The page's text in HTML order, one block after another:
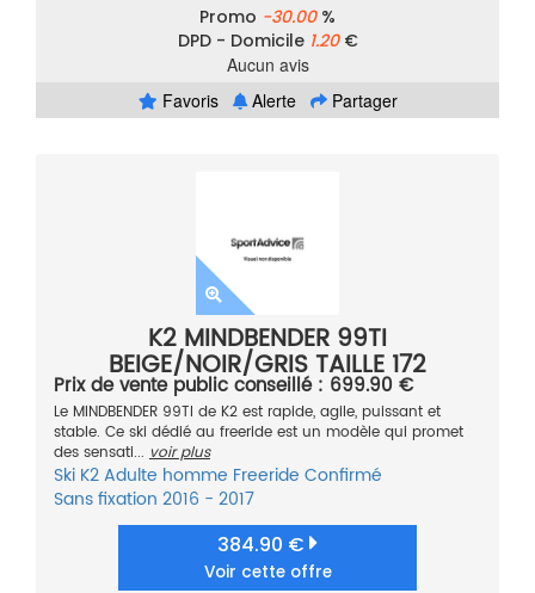
Promo -30.00%
DPD - Domicile 1.20€
Aucun avis
Favoris
Alerte Partager
K2 MINDBENDER 99TI
BEIGE/NOIR/GRIS TAILLE 172
Prix de vente public conseillé : 699.90 €
Le MINDBENDER 99TI de K2 est rapide, agile, puissant et
stable. Ce ski dédié au freeride est un modèle qui promet
des sensati... voir plus
Ski K2Adulte homme Freeride Confirmé
Sans fixation 2016 - 2017
384.90 €
Voir cette offre